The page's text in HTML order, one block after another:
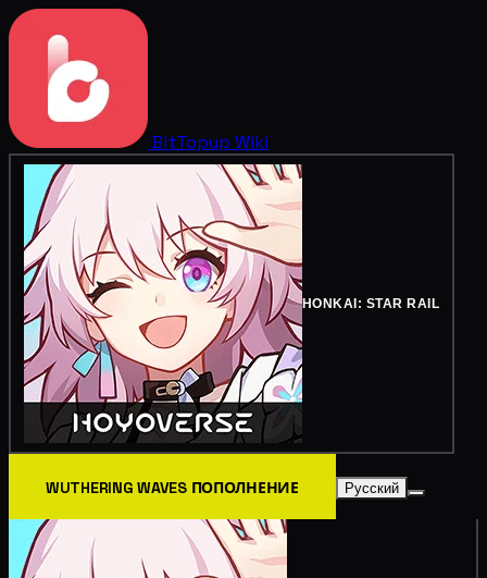
BitTopup Wiki
HONKAI: STAR RAIL
WUTHERING WAVES ПОПОЛНЕНИЕ Русский